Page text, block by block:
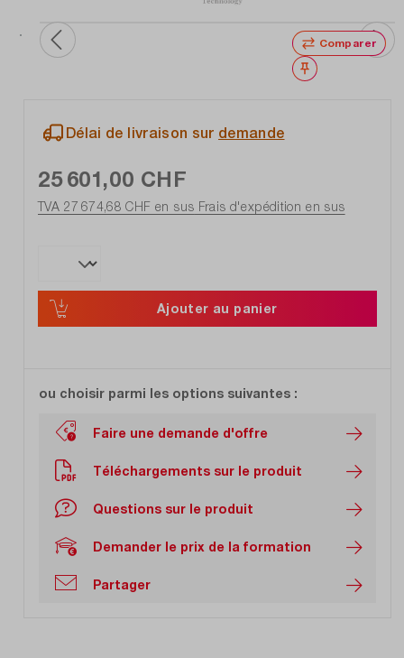
Comparer
Noter
Délai de livraison sur demande
25 601,00 CHF
TVA 27 674,68 CHF en sus Frais d'expédition en sus
Ajouter au panier
ou choisir parmi les options suivantes :
Faire une demande d'offre
Téléchargements sur le produit
Questions sur le produit
Demander le prix de la formation
Partager